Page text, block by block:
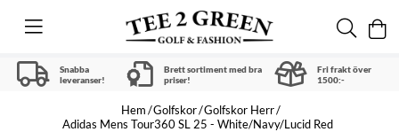
Snabba
leveranser!
Brett sortiment med bra
priser!
Fri frakt över
1500:-
Hem Golfskor Golfskor Herr
Adidas Mens Tour360 SL 25 - White/Navy/Lucid Red